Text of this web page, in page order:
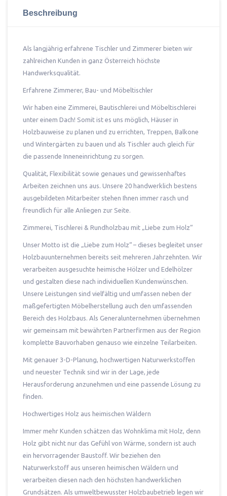
Beschreibung
Als langjährig erfahrene Tischler und Zimmerer bieten wir
zahlreichen Kunden in ganz Österreich höchste
Handwerksqualität.
Erfahrene Zimmerer, Bau- und Möbeltischler
Wir haben eine Zimmerei, Bautischlerei und Möbeltischlerei
unter einem Dach! Somit ist es uns möglich, Häuser in
Holzbauweise zu planen und zu errichten, Treppen, Balkone
und Wintergärten zu bauen und als Tischler auch gleich für
die passende Inneneinrichtung zu sorgen.
Qualität, Flexibilität sowie genaues und gewissenhaftes
Arbeiten zeichnen uns aus. Unsere 20 handwerklich bestens
ausgebildeten Mitarbeiter stehen Ihnen immer rasch und
freundlich für alle Anliegen zur Seite.
Zimmerei, Tischlerei & Rundholzbau mit „Liebe zum Holz“
Unser Motto ist die „Liebe zum Holz“ – dieses begleitet unser
Holzbauunternehmen bereits seit mehreren Jahrzehnten. Wir
verarbeiten ausgesuchte heimische Hölzer und Edelhölzer
und gestalten diese nach individuellen Kundenwünschen.
Unsere Leistungen sind vielfältig und umfassen neben der
maßgefertigten Möbelherstellung auch den umfassenden
Bereich des Holzbaus. Als Generalunternehmen übernehmen
wir gemeinsam mit bewährten Partnerfirmen aus der Region
komplette Bauvorhaben genauso wie einzelne Teilarbeiten.
Mit genauer 3-D-Planung, hochwertigen Naturwerkstoffen
und neuester Technik sind wir in der Lage, jede
Herausforderung anzunehmen und eine passende Lösung zu
finden.
Hochwertiges Holz aus heimischen Wäldern
Immer mehr Kunden schätzen das Wohnklima mit Holz, denn
Holz gibt nicht nur das Gefühl von Wärme, sondern ist auch
ein hervorragender Baustoff. Wir beziehen den
Naturwerkstoff aus unseren heimischen Wäldern und
verarbeiten diesen nach den höchsten handwerklichen
Grundsätzen. Als umweltbewusster Holzbaubetrieb legen wir